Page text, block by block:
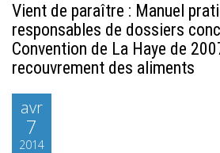
Vient de paraître : Manuel
responsables de dossiers
Convention de La Haye de
recouvrement des aliments
avr
7
2014